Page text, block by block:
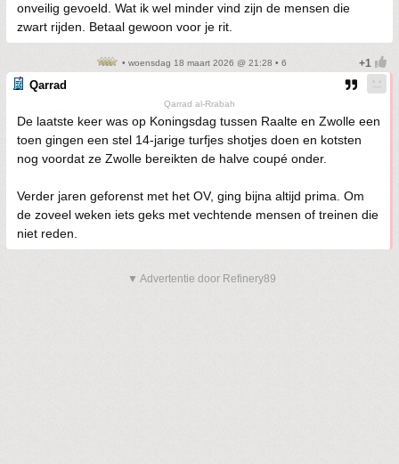
onveilig gevoeld. Wat ik wel minder vind zijn de mensen die
zwart rijden. Betaal gewoon voor je rit.
• woensdag 18 maart 2026 @ 21:28 • 6
Qarrad
Qarrad al-Rrabah
De laatste keer was op Koningsdag tussen Raalte en Zwolle een
toen gingen een stel 14-jarige turfjes shotjes doen en kotsten
nog voordat ze Zwolle bereikten de halve coupé onder.
Verder jaren geforenst met het OV, ging bijna altijd prima. Om
de zoveel weken iets geks met vechtende mensen of treinen die
niet reden.
▼ Advertentie door Refinery89